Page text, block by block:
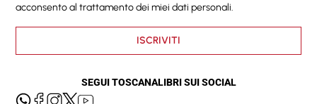
acconsento al trattamento dei miei dati personali.
ISCRIVITI
SEGUI TOSCANALIBRI SUI SOCIAL